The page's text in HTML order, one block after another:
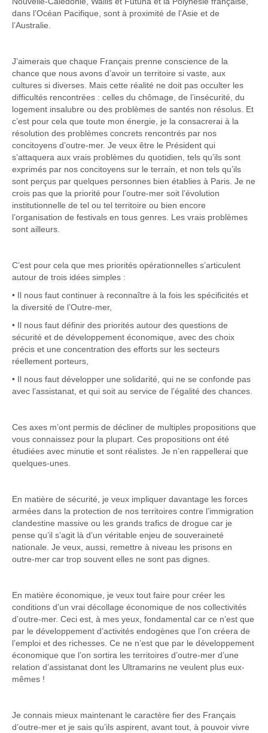
dans l’Océan Pacifique, sont à proximité de l’Asie et de
l’Australie.
J’aimerais que chaque Français prenne conscience de la
chance que nous avons d’avoir un territoire si vaste, aux
cultures si diverses. Mais cette réalité ne doit pas occulter les
difficultés rencontrées : celles du chômage, de l’insécurité, du
logement insalubre ou des problèmes de santés non résolus. Et
c’est pour cela que toute mon énergie, je la consacrerai à la
résolution des problèmes concrets rencontrés par nos
concitoyens d’outre-mer. Je veux être le Président qui
s’attaquera aux vrais problèmes du quotidien, tels qu’ils sont
exprimés par nos concitoyens sur le terrain, et non tels qu’ils
sont perçus par quelques personnes bien établies à Paris. Je ne
crois pas que la priorité pour l’outre-mer soit l’évolution
institutionnelle de tel ou tel territoire ou bien encore
l’organisation de festivals en tous genres. Les vrais problèmes
sont ailleurs.
C’est pour cela que mes priorités opérationnelles s’articulent
autour de trois idées simples :
• Il nous faut continuer à reconnaître à la fois les spécificités et
la diversité de l’Outre-mer,
• Il nous faut définir des priorités autour des questions de
sécurité et de développement économique, avec des choix
précis et une concentration des efforts sur les secteurs
réellement porteurs,
• Il nous faut développer une solidarité, qui ne se confonde pas
avec l’assistanat, et qui soit au service de l’égalité des chances.
Ces axes m’ont permis de décliner de multiples propositions que
vous connaissez pour la plupart. Ces propositions ont été
étudiées avec minutie et sont réalistes. Je n’en rappellerai que
quelques-unes.
En matière de sécurité, je veux impliquer davantage les forces
armées dans la protection de nos territoires contre l’immigration
clandestine massive ou les grands trafics de drogue car je
pense qu’il s’agit là d’un véritable enjeu de souveraineté
nationale. Je veux, aussi, remettre à niveau les prisons en
outre-mer car trop souvent elles ne sont pas dignes.
En matière économique, je veux tout faire pour créer les
conditions d’un vrai décollage économique de nos collectivités
d’outre-mer. Ceci est, à mes yeux, fondamental car ce n’est que
par le développement d’activités endogènes que l’on créera de
l’emploi et des richesses. Ce ne n’est que par le développement
économique que l’on sortira les territoires d’outre-mer d’une
relation d’assistanat dont les Ultramarins ne veulent plus eux-
mêmes !
Je connais mieux maintenant le caractère fier des Français
d’outre-mer et je sais qu’ils aspirent, avant tout, à pouvoir vivre